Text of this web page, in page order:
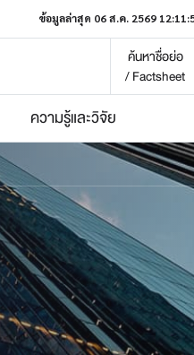
ข้อมูลล่าสุด 06 ส.ค. 2569
ค้นหาชื่อย่อ
/ Factsheet
ความรู้และวิจัย